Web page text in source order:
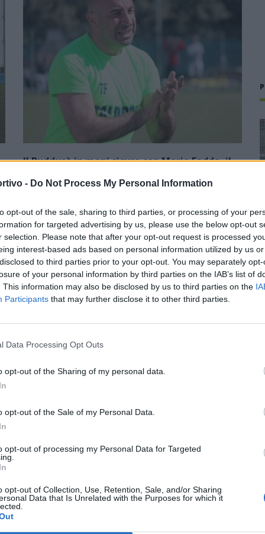
- Do Not Process My Personal Information
opt-out of the sale, sharing to third parties, or processing of your
for targeted advertising by us, please use the below opt-out
selection. Please note that after your opt-out request is processed
interest-based ads based on personal information utilized by us
to third parties prior to your opt-out. You may separately
of your personal information by third parties on the IAB’s list of
This information may also be disclosed by us to third parties on the
Participants that may further disclose it to other third parties.
Data Processing Opt Outs
opt-out of the Sharing of my personal data.
opt-out of the Sale of my Personal Data.
opt-out of processing my Personal Data for Targeted
opt-out of Collection, Use, Retention, Sale, and/or Sharing
Data that Is Unrelated with the Purposes for which it
Il Buddusò in mani sicure con Mario Fadda, il
Con l'apertura dei tesseramenti dei calciatori a partire dall'1
luglio, inizia ufficialmente la stagione 2026-27 e per le
squadre di Promozione girone B arrivano anche le chiusure
delle trattative…
Colpo dell'Uta con Pisano e arriva
anche Serra, tripletta Cus Cagliari
con Piroddi, Angiargia e Nenna
Sanna, Simoni e mantiene lo zoccolo
4 Ago 2026
portiere Fadda, altro colpo Coghinas
con Samuele Pinna
28 Lug 2026